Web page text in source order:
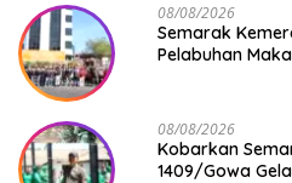
08/08/2026
Semarak
Pelabuhan
08/08/2026
Kobarkan
1409/Gowa